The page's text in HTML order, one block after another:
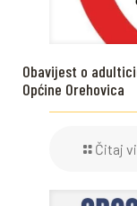
Obavijest o
Općine Orehovica
Čitaj